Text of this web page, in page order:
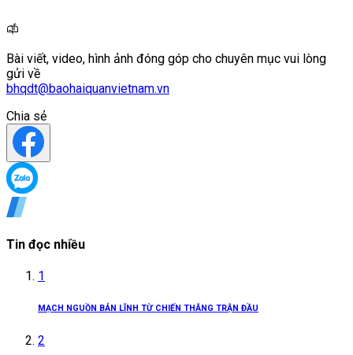
Bài viết, video, hình ảnh đóng góp cho chuyên mục vui lòng
gửi về
bhqdt@baohaiquanvietnam.vn
Chia sẻ
Tin đọc nhiều
1
MẠCH NGUỒN BẢN LĨNH TỪ CHIẾN THẮNG TRẬN ĐẦU
2